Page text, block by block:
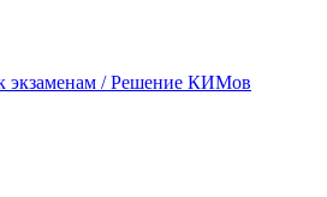
экзаменам / Решение КИМов